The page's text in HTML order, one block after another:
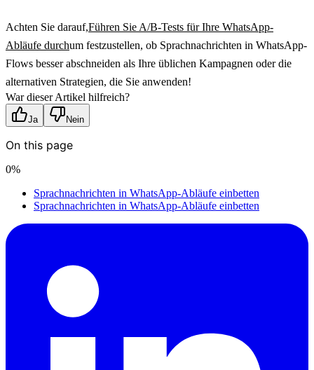
Achten Sie darauf,Führen Sie A/B-Tests für Ihre WhatsApp-
Abläufe durchum festzustellen, ob Sprachnachrichten in WhatsApp-
Flows besser abschneiden als Ihre üblichen Kampagnen oder die
alternativen Strategien, die Sie anwenden!
War dieser Artikel hilfreich?
Ja Nein
On this page
0%
Sprachnachrichten in WhatsApp-Abläufe einbetten
Sprachnachrichten in WhatsApp-Abläufe einbetten